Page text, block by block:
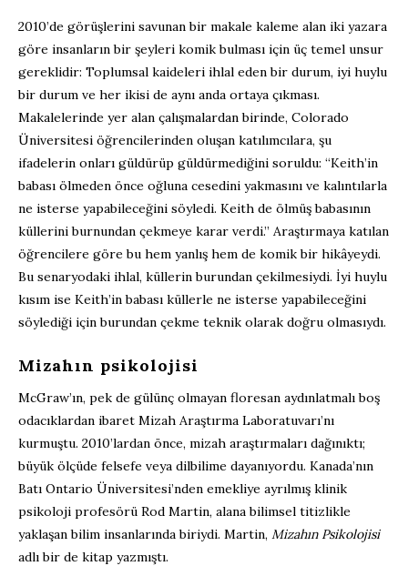
2010’de görüşlerini savunan bir makale kaleme alan iki yazara
göre insanların bir şeyleri komik bulması için üç temel unsur
gereklidir: Toplumsal kaideleri ihlal eden bir durum, iyi huylu
bir durum ve her ikisi de aynı anda ortaya çıkması.
Makalelerinde yer alan çalışmalardan birinde, Colorado
Üniversitesi öğrencilerinden oluşan katılımcılara, şu
ifadelerin onları güldürüp güldürmediğini soruldu: “Keith’in
babası ölmeden önce oğluna cesedini yakmasını ve kalıntılarla
ne isterse yapabileceğini söyledi. Keith de ölmüş babasının
küllerini burnundan çekmeye karar verdi.” Araştırmaya katılan
öğrencilere göre bu hem yanlış hem de komik bir hikâyeydi.
Bu senaryodaki ihlal, küllerin burundan çekilmesiydi. İyi huylu
kısım ise Keith’in babası küllerle ne isterse yapabileceğini
söylediği için burundan çekme teknik olarak doğru olmasıydı.
Mizahın psikolojisi
McGraw’ın, pek de gülünç olmayan floresan aydınlatmalı boş
odacıklardan ibaret Mizah Araştırma Laboratuvarı’nı
kurmuştu. 2010’lardan önce, mizah araştırmaları dağınıktı;
büyük ölçüde felsefe veya dilbilime dayanıyordu. Kanada’nın
Batı Ontario Üniversitesi’nden emekliye ayrılmış klinik
psikoloji profesörü Rod Martin, alana bilimsel titizlikle
yaklaşan bilim insanlarında biriydi. Martin, Mizahın Psikolojisi
adlı bir de kitap yazmıştı.